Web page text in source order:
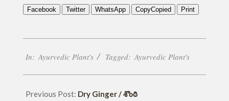
Facebook Twitter WhatsApp CopyCopied Print
01-
In: Ayurvedic Plant's Tagged: Ayurvedic Plant's
Previous Post: Dry Ginger / శొంఠి